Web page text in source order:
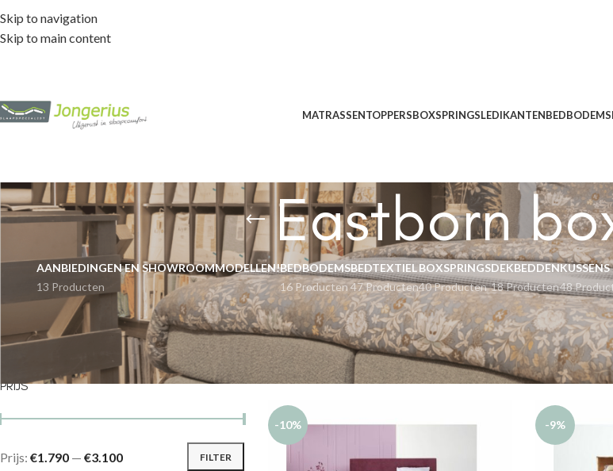
Skip to navigation
Skip to main content
MATRASSENTOPPERSBOXSPRINGSLEDIKANTENBEDBODEMS
Eastborn
AANBIEDINGEN EN SHOWROOMMODELLEN!
13 Producten
BEDBODEMS
16 Producten
BEDTEXTIEL
47 Producten
BOXSPRINGS
40 Producten
DEKBEDDEN
18 Producten
KUSSENS
48
PRIJS
FILTER
Prijs: €1.790 — €3.100
Home Boxsprings Eastborn boxsprings
-10% -9%